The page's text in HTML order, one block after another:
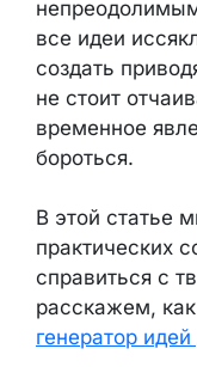
все идеи
создать
не стоит
временное
бороться.
В этой статье
практических
справиться с
расскажем,
генератор